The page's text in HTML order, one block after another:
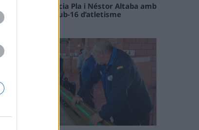
Sintorres, Patrícia Pla i Néstor Altaba amb
catalana sub-16 d’atletisme